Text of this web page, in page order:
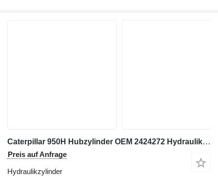
Caterpillar 950H Hubzylinder OEM 2424272 Hydraulikzylinder
Preis auf Anfrage
Hydraulikzylinder